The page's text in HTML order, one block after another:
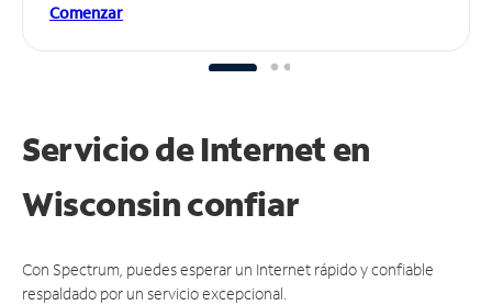
Comenzar
Servicio de Internet en
Wisconsinconfiar
Con Spectrum, puedes esperar un Internet rápido y confiable
respaldado por un servicio excepcional.